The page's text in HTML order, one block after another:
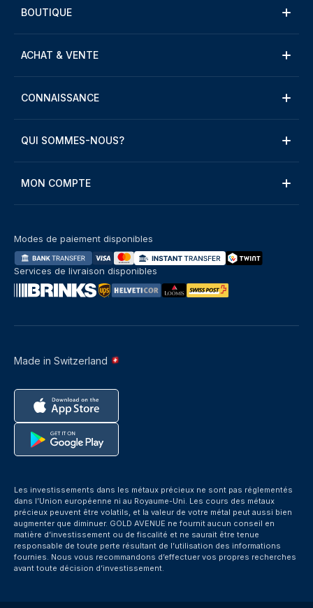
BOUTIQUE
ACHAT & VENTE
CONNAISSANCE
QUI SOMMES-NOUS?
MON COMPTE
Made in Switzerland
Modes de paiement disponibles
Services de livraison disponibles
Les investissements dans les métaux précieux ne sont pas réglementés
dans l’Union européenne ni au Royaume-Uni. Les cours des métaux
précieux peuvent être volatils, et la valeur de votre métal peut aussi bien
augmenter que diminuer. GOLD AVENUE ne fournit aucun conseil en
matière d’investissement ou de fiscalité et ne saurait être tenue
responsable de toute perte résultant de l’utilisation des informations
fournies. Nous vous recommandons d’effectuer vos propres recherches
avant toute décision d’investissement.